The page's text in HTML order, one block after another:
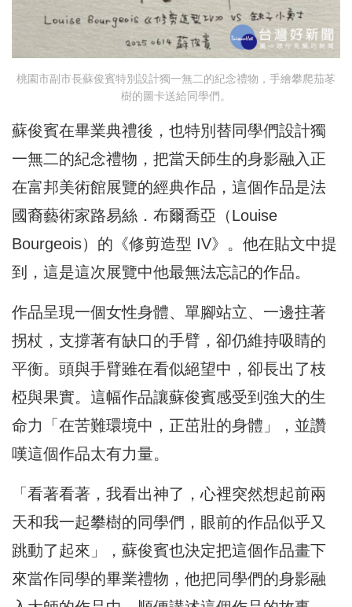
桃園市副市長蘇俊賓特別設計獨一無二的紀念禮物，手繪攀爬茄苳
樹的圖卡送給同學們。
蘇俊賓在畢業典禮後，也特別替同學們設計獨
一無二的紀念禮物，把當天師生的身影融入正
在富邦美術館展覽的經典作品，這個作品是法
國裔藝術家路易絲．布爾喬亞（Louise
Bourgeois）的《修剪造型 IV》。他在貼文中提
到，這是這次展覽中他最無法忘記的作品。
作品呈現一個女性身體、單腳站立、一邊拄著
拐杖，支撐著有缺口的手臂，卻仍維持吸睛的
平衡。頭與手臂雖在看似絕望中，卻長出了枝
椏與果實。這幅作品讓蘇俊賓感受到強大的生
命力「在苦難環境中，正茁壯的身體」，並讚
嘆這個作品太有力量。
「看著看著，我看出神了，心裡突然想起前兩
天和我一起攀樹的同學們，眼前的作品似乎又
跳動了起來」，蘇俊賓也決定把這個作品畫下
來當作同學的畢業禮物，他把同學們的身影融